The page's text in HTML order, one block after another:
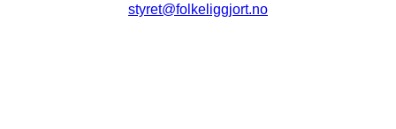
styret@folkeliggjort.no